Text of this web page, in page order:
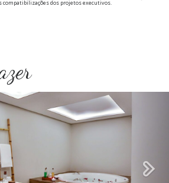
compatibilizações dos projetos executivos.